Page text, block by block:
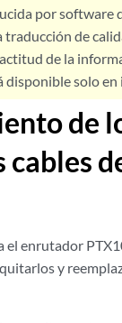
por software
de
de la
disponible solo en
de
cables
el enrutador
y